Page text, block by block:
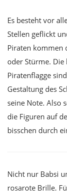
Es besteht vor
Stellen geflickt
Piraten kommen
oder Stürme.
Piratenflagge
Gestaltung des
seine Note. Also
die Figuren auf
bisschen durch
Nicht nur Babsi
rosarote Brille.